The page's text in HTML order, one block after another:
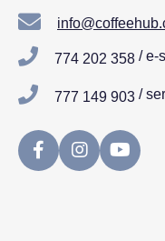
774 202 358 / e-
777 149 903 /